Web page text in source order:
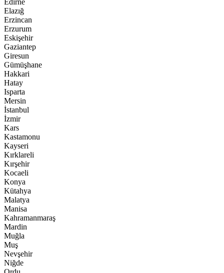
Edirne
Elazığ
Erzincan
Erzurum
Eskişehir
Gaziantep
Giresun
Gümüşhane
Hakkari
Hatay
Isparta
Mersin
İstanbul
İzmir
Kars
Kastamonu
Kayseri
Kırklareli
Kırşehir
Kocaeli
Konya
Kütahya
Malatya
Manisa
Kahramanmaraş
Mardin
Muğla
Muş
Nevşehir
Niğde